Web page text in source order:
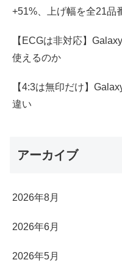
+51%、上げ幅を全21品
【ECGは非対応】
使えるのか
【4:3は無印だけ】
違い
アーカイブ
2026年8月
2026年6月
2026年5月